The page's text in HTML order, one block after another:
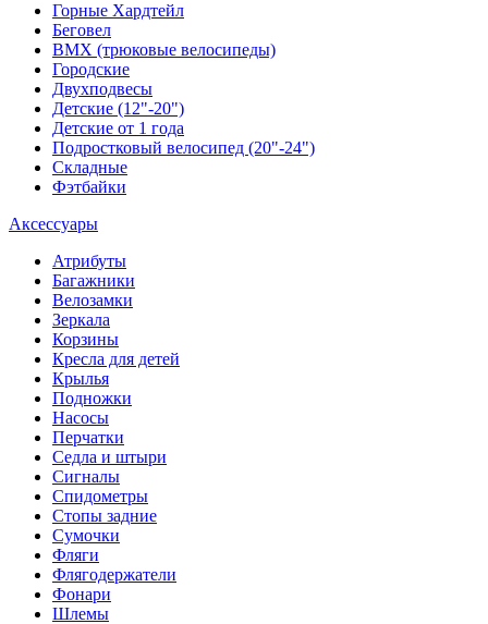
Горные Хардтейл
Беговел
ВМХ (трюковые велосипеды)
Городские
Двухподвесы
Детские (12"-20")
Детские от 1 года
Подростковый велосипед (20"-24")
Складные
Фэтбайки
Аксессуары
Атрибуты
Багажники
Велозамки
Зеркала
Корзины
Кресла для детей
Крылья
Подножки
Насосы
Перчатки
Седла и штыри
Сигналы
Спидометры
Стопы задние
Сумочки
Фляги
Флягодержатели
Фонари
Шлемы